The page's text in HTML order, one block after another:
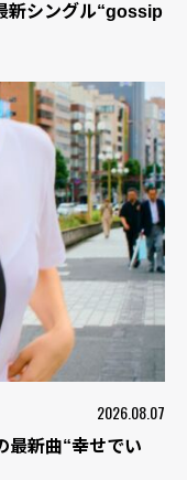
新シングル“gossip
2026.08.07
最新曲“幸せでい